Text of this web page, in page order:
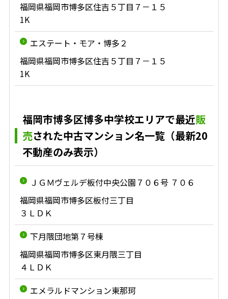
福岡県福岡市博多区住吉５丁目７－１５
1K
エステート・モア・博多２
福岡県福岡市博多区住吉５丁目７－１５
1K
福岡市博多区博多中学校エリアで最近販
売された中古マンション名一覧（最新20
不動産のみ表示）
ＪＧＭヴェルデ板付中央公園７０６号 ７０６
福岡県福岡市博多区板付三丁目
３ＬＤＫ
下月隈団地第７号棟
福岡県福岡市博多区東月隈三丁目
４ＬＤＫ
エメラルドマンション東那珂